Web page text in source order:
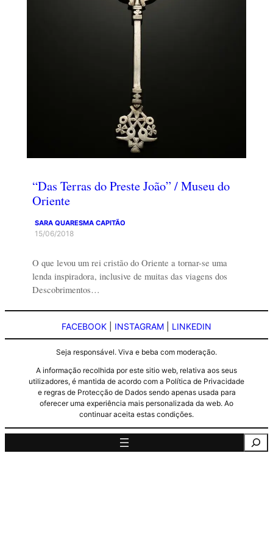
“Das Terras do Preste João” / Museu do
Oriente
SARA QUARESMA CAPITÃO
15/06/2018
O que levou um rei cristão do Oriente a tornar-se uma
lenda inspiradora, inclusive de muitas das viagens dos
Descobrimentos…
FACEBOOK INSTAGRAM LINKEDIN
Seja responsável. Viva e beba com moderação.
A informação recolhida por este sitio web, relativa aos seus
utilizadores, é mantida de acordo com a Política de Privacidade
e regras de Protecção de Dados sendo apenas usada para
oferecer uma experiência mais personalizada da web. Ao
continuar aceita estas condições.